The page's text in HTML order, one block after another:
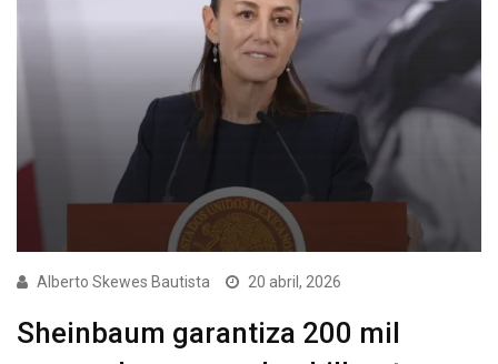
Alberto Skewes Bautista 20 abril, 2026
Sheinbaum garantiza 200 mil